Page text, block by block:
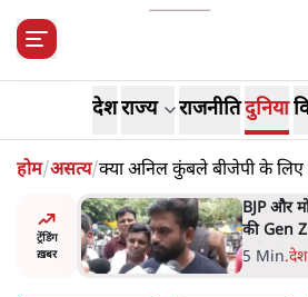
देशराज्य राजनीतिदुनिया
होम/असत्य/क्या अनिल कुंबले बीजेपी के
ट्रेंडिंग
ख़बर
भागवत
मार्क
बहुत अंदर
9 Min.